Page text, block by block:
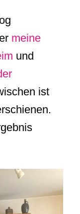
meine
und
ist